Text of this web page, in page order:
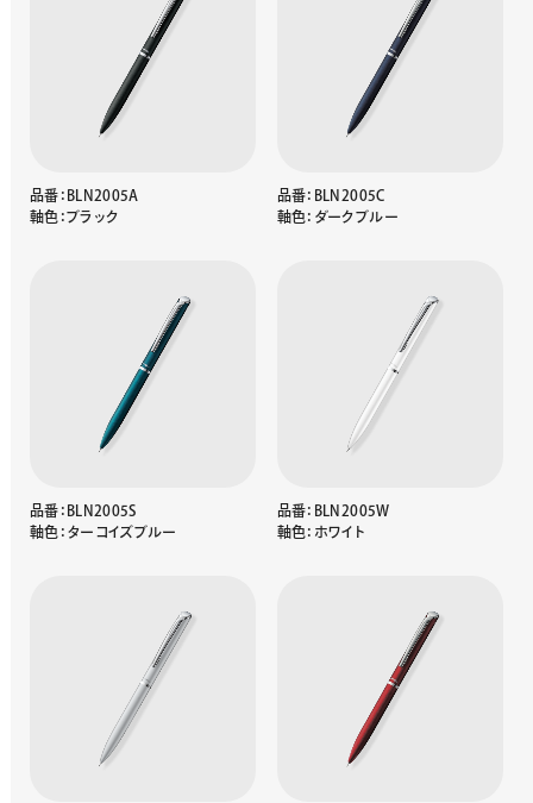
品番：BLN2005A
軸色：ブラック
品番：BLN2005C
軸色：ダークブルー
品番：BLN2005S
軸色：ターコイズブルー
品番：BLN2005W
軸色：ホワイト